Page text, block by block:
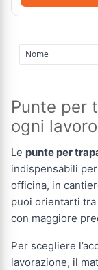
Punte per
ogni lavoro
Le punte per
indispensabili
officina, in
puoi orientarti
con maggiore
Per scegliere
lavorazione, il